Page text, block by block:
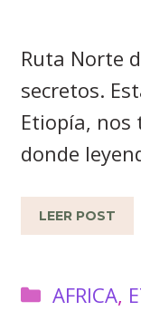
Ruta Norte
secretos.
Etiopía,
donde
LEER POST
AFRICA,